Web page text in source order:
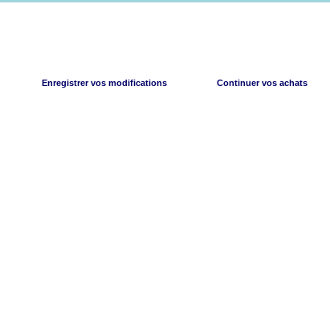
Enregistrer vos modifications Continuer vos achats